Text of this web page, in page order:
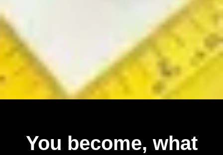
You become, what